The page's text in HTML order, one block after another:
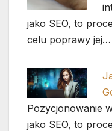
jako SEO, to
celu poprawy jej…
Pozycjonowanie
jako SEO, to